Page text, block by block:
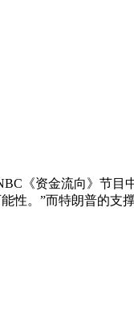
《资金流向》节目
性。”而特朗普的支